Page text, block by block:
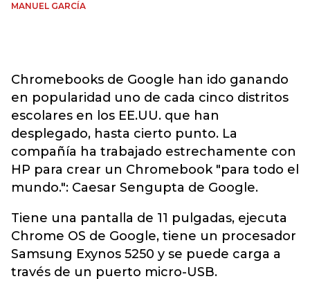
MANUEL GARCÍA
Chromebooks de Google han ido ganando
en popularidad uno de cada cinco distritos
escolares en los EE.UU. que han
desplegado, hasta cierto punto. La
compañía ha trabajado estrechamente con
HP para crear un Chromebook "para todo el
mundo.": Caesar Sengupta de Google.
Tiene una pantalla de 11 pulgadas, ejecuta
Chrome OS de Google, tiene un procesador
Samsung Exynos 5250 y se puede carga a
través de un puerto micro-USB.